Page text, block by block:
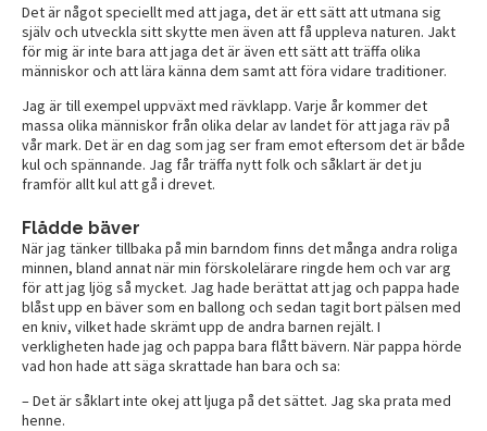
Det är något speciellt med att jaga, det är ett sätt att utmana sig
själv och utveckla sitt skytte men även att få uppleva naturen. Jakt
för mig är inte bara att jaga det är även ett sätt att träffa olika
människor och att lära känna dem samt att föra vidare traditioner.
Jag är till exempel uppväxt med rävklapp. Varje år kommer det
massa olika människor från olika delar av landet för att jaga räv på
vår mark. Det är en dag som jag ser fram emot eftersom det är både
kul och spännande. Jag får träffa nytt folk och såklart är det ju
framför allt kul att gå i drevet.
Flådde bäver
När jag tänker tillbaka på min barndom finns det många andra roliga
minnen, bland annat när min förskolelärare ringde hem och var arg
för att jag ljög så mycket. Jag hade berättat att jag och pappa hade
blåst upp en bäver som en ballong och sedan tagit bort pälsen med
en kniv, vilket hade skrämt upp de andra barnen rejält. I
verkligheten hade jag och pappa bara flått bävern. När pappa hörde
vad hon hade att säga skrattade han bara och sa:
– Det är såklart inte okej att ljuga på det sättet. Jag ska prata med
henne.